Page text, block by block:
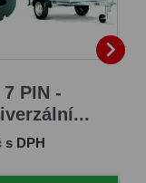
7 PIN -
s DPH
